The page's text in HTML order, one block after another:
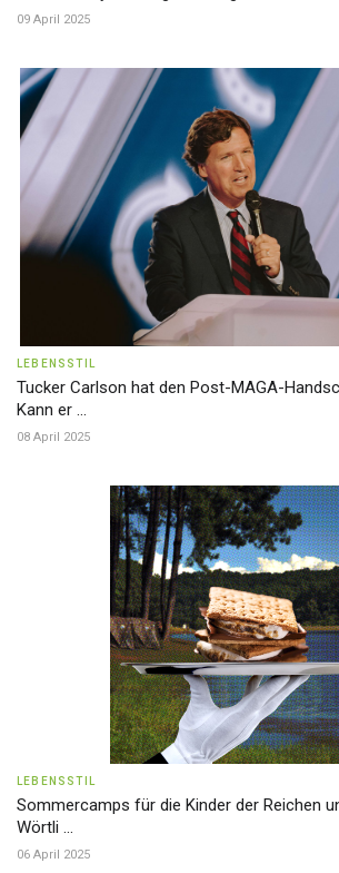
09 April 2025
LEBENSSTIL
Tucker Carlson hat den Post-MAGA-
Kann er ...
08 April 2025
LEBENSSTIL
Sommercamps für die Kinder der Reichen
Wörtli ...
06 April 2025